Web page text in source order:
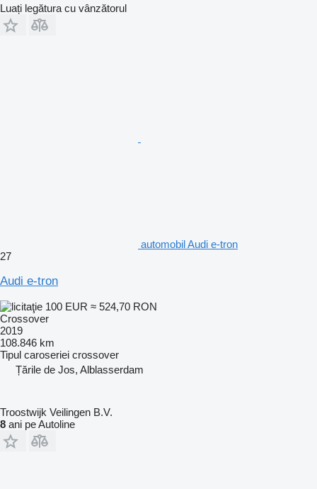
Luați legătura cu vânzătorul
automobil Audi e-tron
27
Audi e-tron
100 EUR ≈ 524,70 RON
Crossover
2019
108.846 km
Tipul caroseriei crossover
Țările de Jos, Alblasserdam
Troostwijk Veilingen B.V.
8 ani pe Autoline